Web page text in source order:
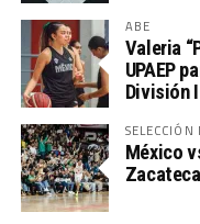
ABE
Valeria
UPAEP
División
México